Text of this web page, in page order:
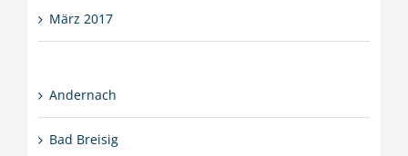
März 2017
Andernach
Bad Breisig